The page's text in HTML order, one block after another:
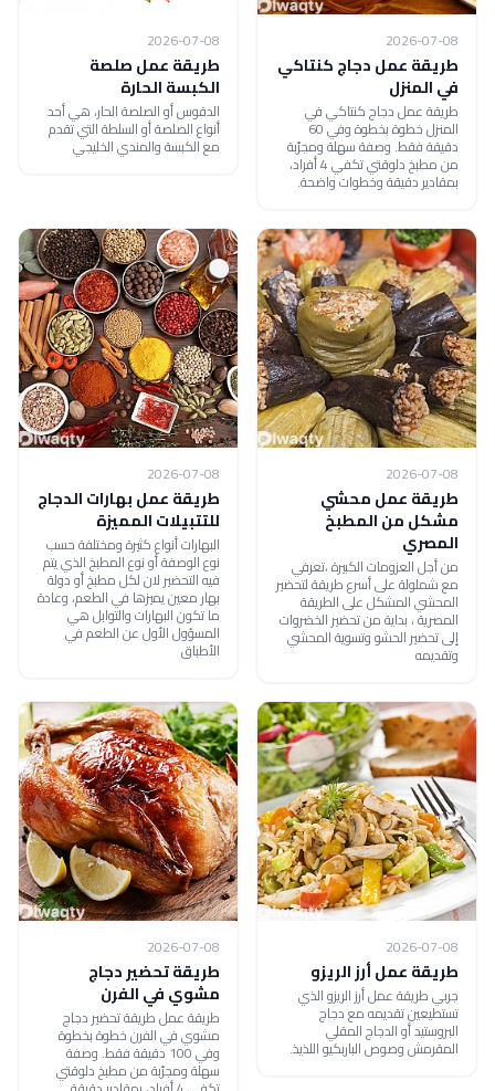
2026-07-08
طريقة عمل دجاج كنتاكي
في المنزل
طريقة عمل دجاج كنتاكي في
المنزل خطوة بخطوة وفي 60
دقيقة فقط. وصفة سهلة ومجرّبة
من مطبخ دلوقتي تكفي 4 أفراد،
بمقادير دقيقة وخطوات واضحة.
2026-07-08
طريقة عمل صلصة
الكبسة الحارة
الدقوس أو الصلصة الحار، هي أحد
أنواع الصلصة أو السلطة التي تقدم
مع الكبسة والمندي الخليجي
2026-07-08
طريقة عمل محشي
مشكل من المطبخ
المصري
من أجل العزومات الكبيرة ،تعرفي
مع شملولة على أسرع طريقة لتحضير
المحشي المشكل على الطريقة
المصرية ، بداية من تحضير الخضروات
إلى تحضير الحشو وتسوية المحشي
وتقديمه
2026-07-08
طريقة عمل بهارات الدجاج
للتتبيلات المميزة
البهارات أنواع كثيرة ومختلفة حسب
نوع الوصفة أو نوع المطبخ الذي يتم
فيه التحضير لان لكل مطبخ أو دولة
بهار معين يميزها في الطعم، وعادة
ما تكون البهارات والتوابل هي
المسؤول الأول عن الطعم في
الأطباق
2026-07-08
طريقة عمل أرز الريزو
جربي طريقة عمل أرز الريزو الذي
تستطيعين تقديمه مع دجاج
البروستيد أو الدجاج المقلي
المقرمش وصوص الباربكيو اللذيذ.
2026-07-08
طريقة تحضير دجاج
مشوي في الفرن
طريقة عمل طريقة تحضير دجاج
مشوي في الفرن خطوة بخطوة
وفي 100 دقيقة فقط. وصفة
سهلة ومجرّبة من مطبخ دلوقتي